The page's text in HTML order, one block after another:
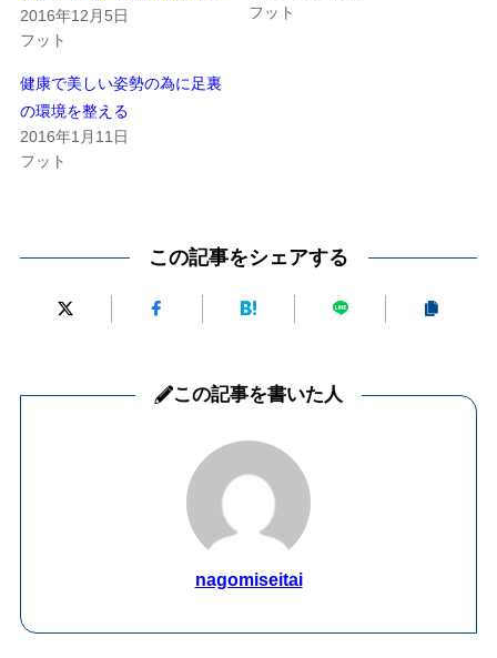
2016年12月5日
フット
フット
健康で美しい姿勢の為に足裏
の環境を整える
2016年1月11日
フット
この記事をシェアする
この記事を書いた人
nagomiseitai